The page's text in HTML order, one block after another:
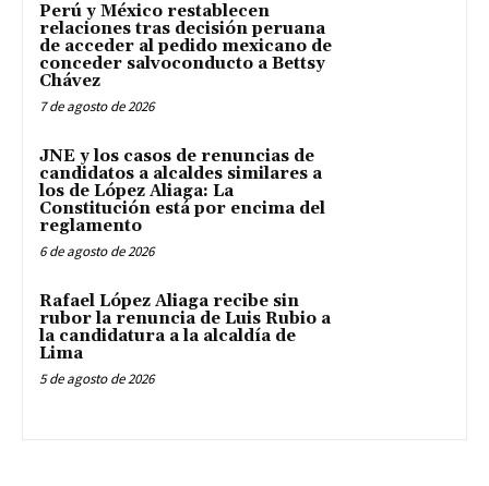
Perú y México restablecen
relaciones tras decisión peruana
de acceder al pedido mexicano de
conceder salvoconducto a Bettsy
Chávez
7 de agosto de 2026
JNE y los casos de renuncias de
candidatos a alcaldes similares a
los de López Aliaga: La
Constitución está por encima del
reglamento
6 de agosto de 2026
Rafael López Aliaga recibe sin
rubor la renuncia de Luis Rubio a
la candidatura a la alcaldía de
Lima
5 de agosto de 2026